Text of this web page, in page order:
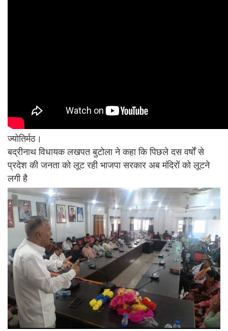
ज्योतिर्मठ।
बद्रीनाथ विधायक लखपत बुटोला ने कहा कि पिछले दस वर्षों से
प्रदेश की जनता को लूट रही भाजपा सरकार अब मंदिरों को लूटने
लगी है